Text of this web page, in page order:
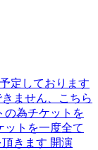
定しております
ません、こちら
の為チケットを
ットを一度全て
きます 開演